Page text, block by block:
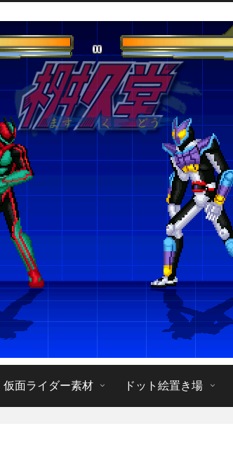
仮面ライダー素材 ドット絵置き場